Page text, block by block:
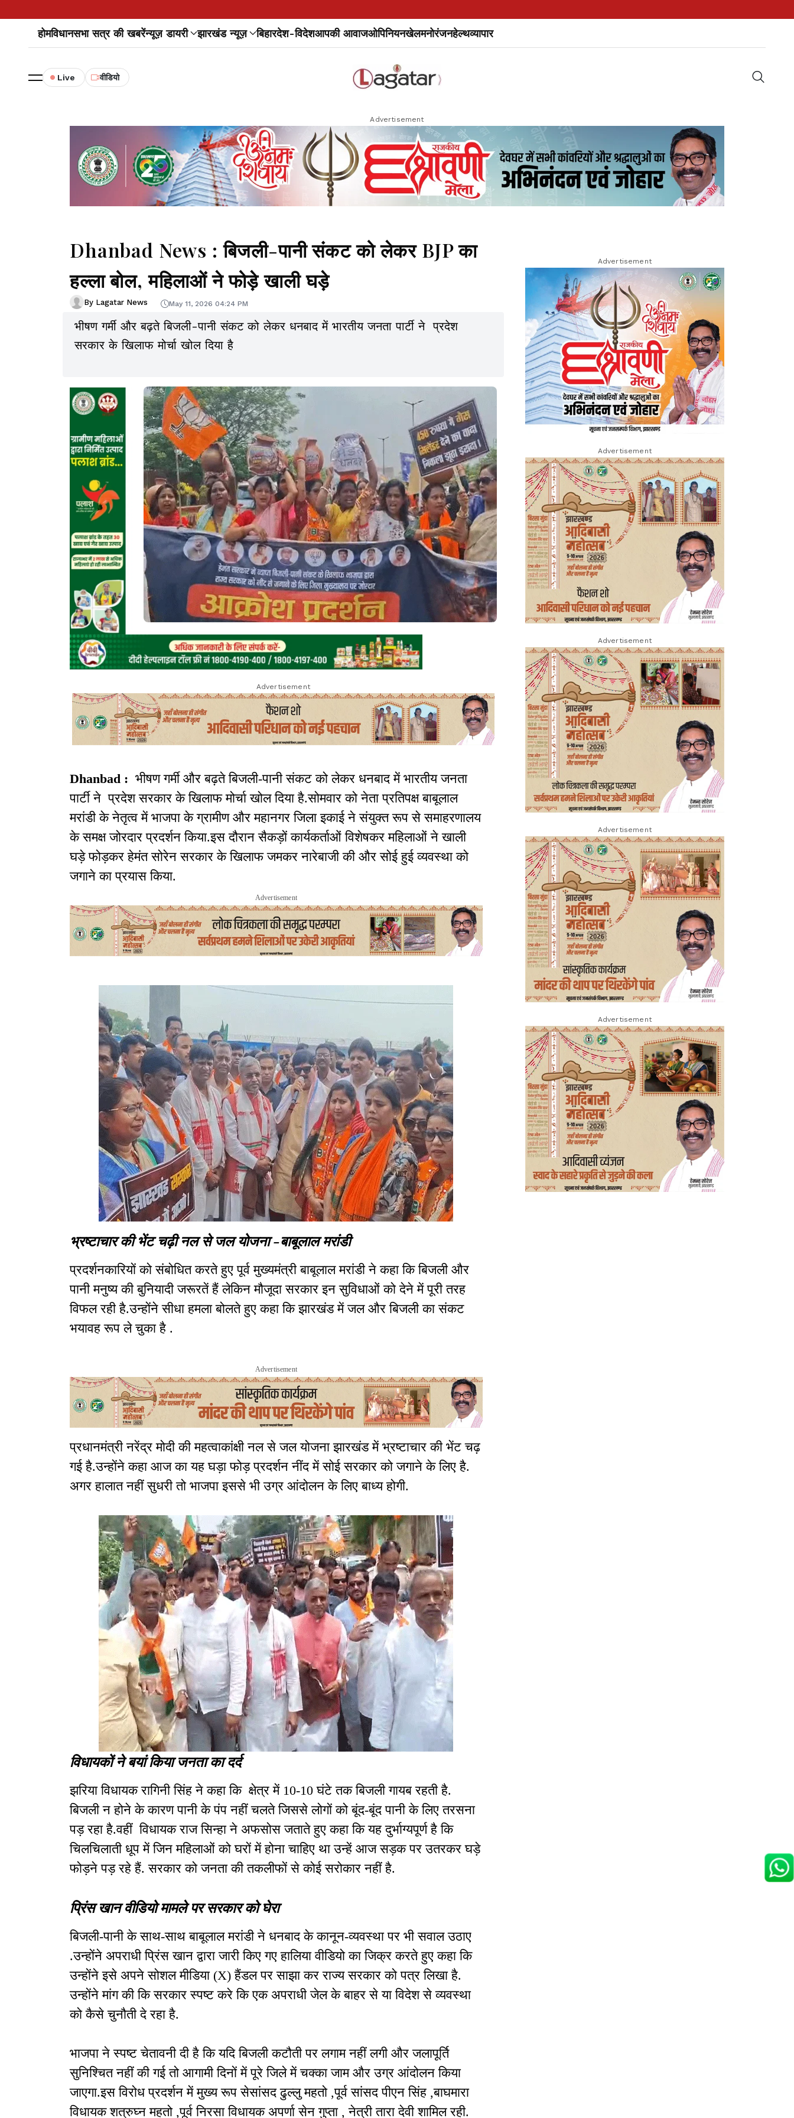
होमविधानसभा सत्र की खबरेंन्यूज़ डायरी झारखंड न्यूज़ बिहारदेश-विदेशआपकी आवाजओपिनियनखेलमनोरंजनहेल्थव्यापार
Live वीडियो
Advertisement
Dhanbad News : बिजली-पानी संकट को लेकर BJP का
हल्ला बोल, महिलाओं ने फोड़े खाली घड़े
By Lagatar News May 11, 2026 04:24 PM
भीषण गर्मी और बढ़ते बिजली-पानी संकट को लेकर धनबाद में भारतीय जनता पार्टी ने प्रदेश
सरकार के खिलाफ मोर्चा खोल दिया है
Advertisement
Dhanbad : भीषण गर्मी और बढ़ते बिजली-पानी संकट को लेकर धनबाद में भारतीय जनता
पार्टी ने प्रदेश सरकार के खिलाफ मोर्चा खोल दिया है.सोमवार को नेता प्रतिपक्ष बाबूलाल
मरांडी के नेतृत्व में भाजपा के ग्रामीण और महानगर जिला इकाई ने संयुक्त रूप से समाहरणालय
के समक्ष जोरदार प्रदर्शन किया.इस दौरान सैकड़ों कार्यकर्ताओं विशेषकर महिलाओं ने खाली
घड़े फोड़कर हेमंत सोरेन सरकार के खिलाफ जमकर नारेबाजी की और सोई हुई व्यवस्था को
जगाने का प्रयास किया.
Advertisement
भ्रष्टाचार की भेंट चढ़ी नल से जल योजना -बाबूलाल मरांडी
प्रदर्शनकारियों को संबोधित करते हुए पूर्व मुख्यमंत्री बाबूलाल मरांडी ने कहा कि बिजली और
पानी मनुष्य की बुनियादी जरूरतें हैं लेकिन मौजूदा सरकार इन सुविधाओं को देने में पूरी तरह
विफल रही है.उन्होंने सीधा हमला बोलते हुए कहा कि झारखंड में जल और बिजली का संकट
भयावह रूप ले चुका है .
Advertisement
प्रधानमंत्री नरेंद्र मोदी की महत्वाकांक्षी नल से जल योजना झारखंड में भ्रष्टाचार की भेंट चढ़
गई है.उन्होंने कहा आज का यह घड़ा फोड़ प्रदर्शन नींद में सोई सरकार को जगाने के लिए है.
अगर हालात नहीं सुधरी तो भाजपा इससे भी उग्र आंदोलन के लिए बाध्य होगी.
विधायकों ने बयां किया जनता का दर्द
झरिया विधायक रागिनी सिंह ने कहा कि क्षेत्र में 10-10 घंटे तक बिजली गायब रहती है.
बिजली न होने के कारण पानी के पंप नहीं चलते जिससे लोगों को बूंद-बूंद पानी के लिए तरसना
पड़ रहा है.वहीं विधायक राज सिन्हा ने अफसोस जताते हुए कहा कि यह दुर्भाग्यपूर्ण है कि
चिलचिलाती धूप में जिन महिलाओं को घरों में होना चाहिए था उन्हें आज सड़क पर उतरकर घड़े
फोड़ने पड़ रहे हैं. सरकार को जनता की तकलीफों से कोई सरोकार नहीं है.
प्रिंस खान वीडियो मामले पर सरकार को घेरा
बिजली-पानी के साथ-साथ बाबूलाल मरांडी ने धनबाद के कानून-व्यवस्था पर भी सवाल उठाए
.उन्होंने अपराधी प्रिंस खान द्वारा जारी किए गए हालिया वीडियो का जिक्र करते हुए कहा कि
उन्होंने इसे अपने सोशल मीडिया (X) हैंडल पर साझा कर राज्य सरकार को पत्र लिखा है.
उन्होंने मांग की कि सरकार स्पष्ट करे कि एक अपराधी जेल के बाहर से या विदेश से व्यवस्था
को कैसे चुनौती दे रहा है.
भाजपा ने स्पष्ट चेतावनी दी है कि यदि बिजली कटौती पर लगाम नहीं लगी और जलापूर्ति
सुनिश्चित नहीं की गई तो आगामी दिनों में पूरे जिले में चक्का जाम और उग्र आंदोलन किया
जाएगा.इस विरोध प्रदर्शन में मुख्य रूप सेसांसद ढुल्लु महतो ,पूर्व सांसद पीएन सिंह ,बाघमारा
विधायक शत्रुघ्न महतो ,पूर्व निरसा विधायक अपर्णा सेन गुप्ता , नेत्री तारा देवी शामिल रही.
Advertisement
Advertisement
Advertisement
Advertisement
Advertisement